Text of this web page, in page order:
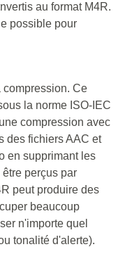
au format M4R.
possible pour
compression. Ce
la norme ISO-IEC
compression avec
des fichiers AAC et
en supprimant les
perçus par
peut produire des
beaucoup
n'importe quel
tonalité d'alerte).